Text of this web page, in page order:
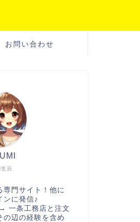
お問い合わせ
員
専門サイト！他に
ンに発信♪
一条工務店と注文
の辺の経験を含め